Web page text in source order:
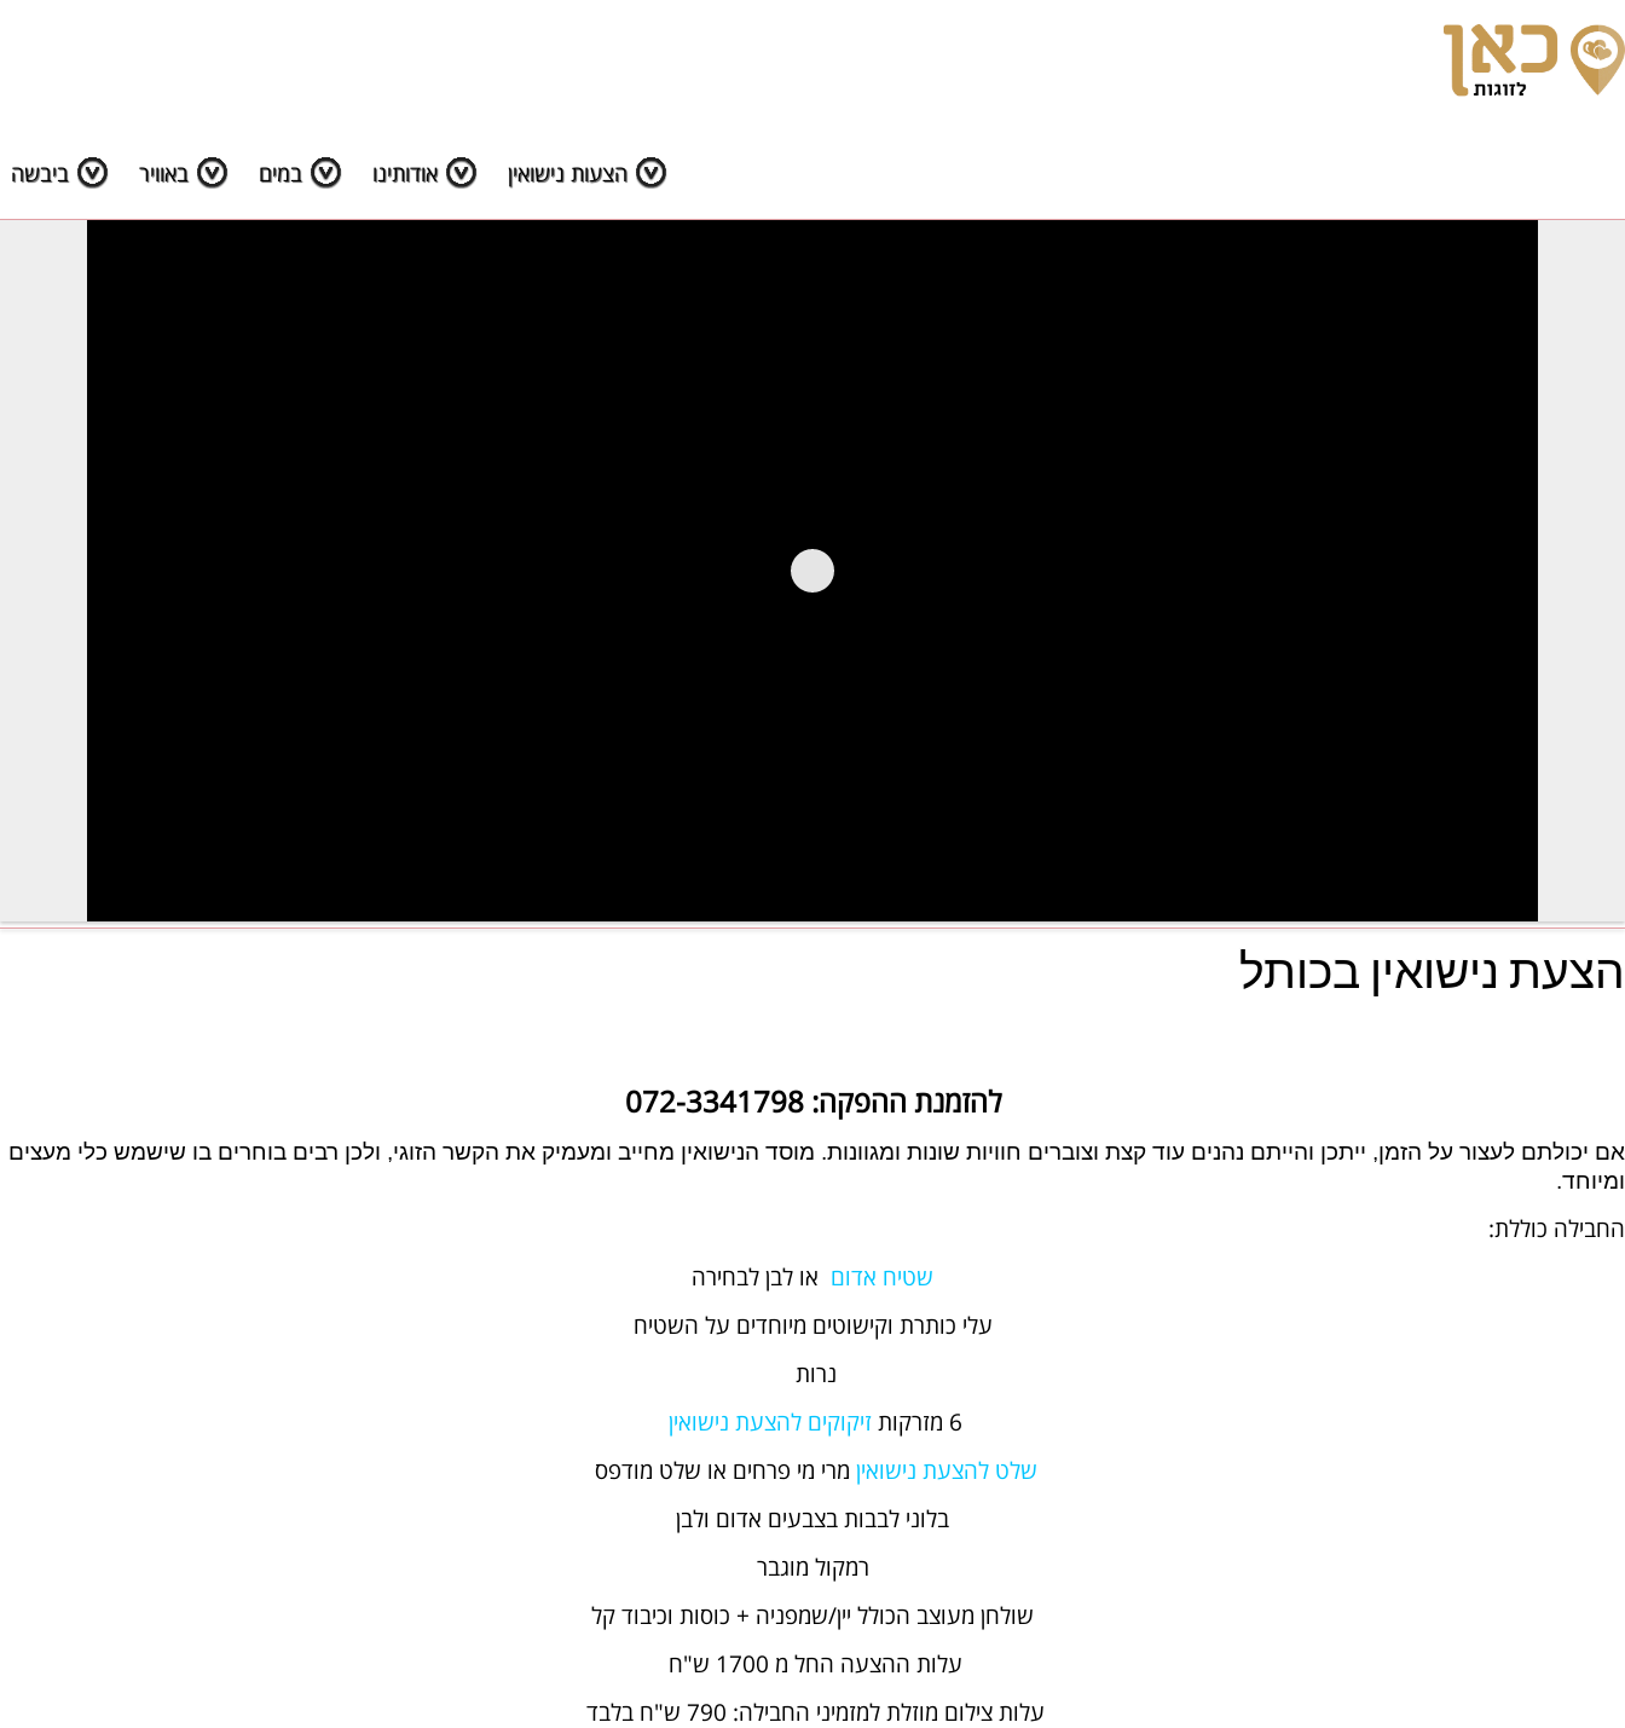
הצעות נישואין אודותינו במים באוויר ביבשה
הצעת נישואין בכותל
להזמנת ההפקה: 072-3341798
אם יכולתם לעצור על הזמן, ייתכן והייתם נהנים עוד קצת וצוברים חוויות שונות ומגוונות. מוסד הנישואין מחייב ומעמיק את הקשר הזוגי, ולכן רבים בוחרים בו שישמש כלי מעצים
ומיוחד.
החבילה כוללת:
שטיח אדום או לבן לבחירה
עלי כותרת וקישוטים מיוחדים על השטיח
נרות
6 מזרקות
זיקוקים להצעת נישואין
שלט להצעת נישואין מרי מי פרחים או שלט מודפס
בלוני לבבות בצבעים אדום ולבן
רמקול מוגבר
שולחן מעוצב הכולל יין/שמפניה + כוסות וכיבוד קל
עלות ההצעה החל מ 1700 ש"ח
עלות צילום מוזלת למזמיני החבילה: 790 ש"ח בלבד